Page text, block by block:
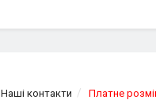
Наші контакти Платне